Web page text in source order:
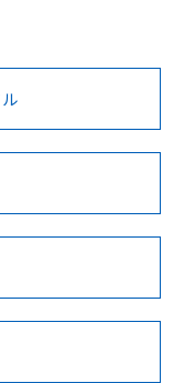
、以下を必ずお読
Cr(VI)
ステル類４
期間は出
ない限
おりま